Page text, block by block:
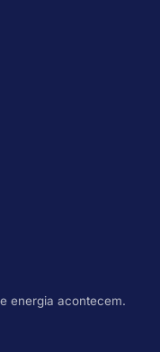
energia acontecem.